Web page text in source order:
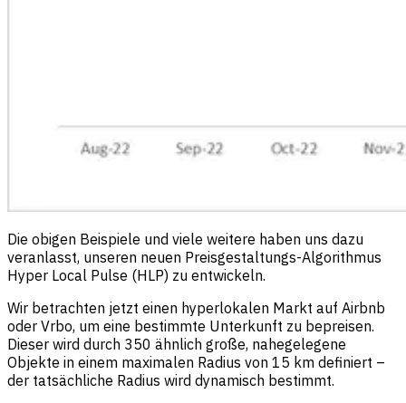
Die obigen Beispiele und viele weitere haben uns dazu
veranlasst, unseren neuen Preisgestaltungs-Algorithmus
Hyper Local Pulse (HLP) zu entwickeln.
Wir betrachten jetzt einen hyperlokalen Markt auf Airbnb
oder Vrbo, um eine bestimmte Unterkunft zu bepreisen.
Dieser wird durch 350 ähnlich große, nahegelegene
Objekte in einem maximalen Radius von 15 km definiert –
der tatsächliche Radius wird dynamisch bestimmt.